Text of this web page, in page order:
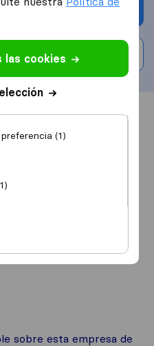
sobre esta empresa de
cookies
(1)